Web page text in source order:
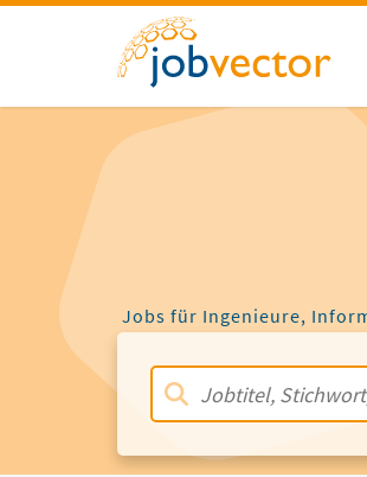
Jobs für Ingenieure,